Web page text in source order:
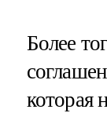
Более
которая